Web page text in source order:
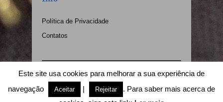
Política de Privacidade
Contatos
(* chamada para rede fixa nacional)
© Copyright 2018 Miraze, Lda - Website by
Este site usa cookies para melhorar a sua experiência de
navegação
Aceitar | Rejeitar
. Para saber mais acerca de